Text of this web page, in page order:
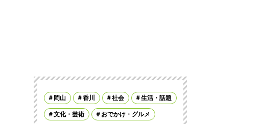
岡山 香川 社会 生活・話題
文化・芸術 おでかけ・グルメ